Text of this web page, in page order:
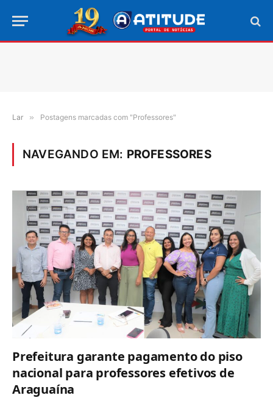
Lar » Postagens marcadas com "Professores"
NAVEGANDO EM: PROFESSORES
Prefeitura garante pagamento do piso
nacional para professores efetivos de
Araguaína